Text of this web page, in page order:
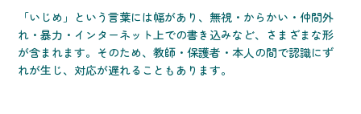
「いじめ」という言葉には幅があり、無視・からかい・仲間外
れ・暴力・インターネット上での書き込みなど、さまざまな形
が含まれます。そのため、教師・保護者・本人の間で認識にず
れが生じ、対応が遅れることもあります。